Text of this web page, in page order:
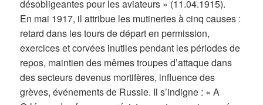
désobligeantes pour les aviateurs » (11.04.1915).
En mai 1917, il attribue les mutineries à cinq causes :
retard dans les tours de départ en permission,
exercices et corvées inutiles pendant les périodes de
repos, maintien des mêmes troupes d’attaque dans
des secteurs devenus mortifères, influence des
grèves, événements de Russie. Il s’indigne : « A